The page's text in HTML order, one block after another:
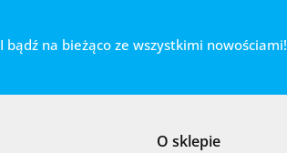
I bądź na bieżąco ze wszystkimi nowościami!
O sklepie